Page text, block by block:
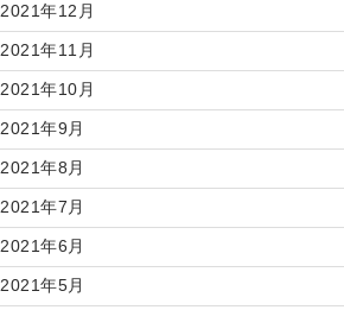
2021年12月
2021年11月
2021年10月
2021年9月
2021年8月
2021年7月
2021年6月
2021年5月